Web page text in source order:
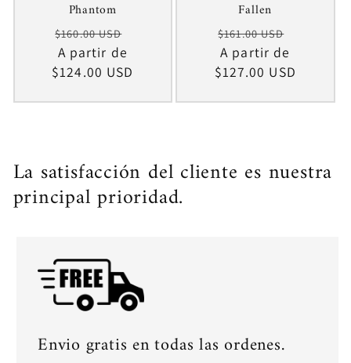
Phantom
Precio
habitual
$160.00 USD
oferta
A partir de
$124.00 USD
Fallen
Precio
habitual
$161.00 USD
oferta
A partir de
$127.00 USD
La satisfacción del cliente es nuestra
principal prioridad.
Envio gratis en todas las ordenes.